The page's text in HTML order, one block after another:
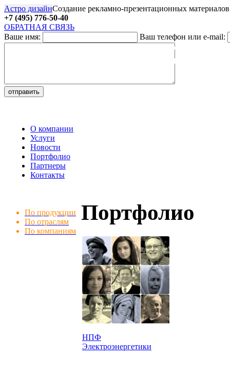
27
Астро дизайнСоздание рекламно-презентационных материалов
+7 (495) 776-50-40
ОБРАТНАЯ СВЯЗЬ
Ваше имя:
Ваш телефон или e-mail:
О компании
Услуги
Новости
Портфолио
Партнеры
Контакты
По продукции
По отраслям
По компаниям
Портфолио
НПФ
Электроэнергетики